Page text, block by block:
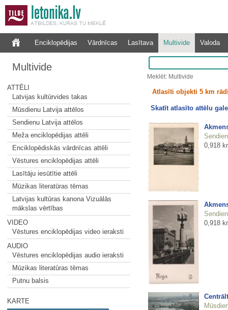
Enciklopēdijas Vārdnīcas Lasītava Multivide Valoda
Multivide
ATTĒLI
Latvijas kultūrvides takas
Mūsdienu Latvija attēlos
Sendienu Latvija attēlos
Meža enciklopēdijas attēli
Enciklopēdiskās vārdnīcas attēli
Vēstures enciklopēdijas attēli
Lasītāju iesūtītie attēli
Mūzikas literatūras tēmas
Latvijas kultūras kanona Vizuālās
mākslas vērtības
VIDEO
Vēstures enciklopēdijas video ieraksti
AUDIO
Vēstures enciklopēdijas audio ieraksti
Mūzikas literatūras tēmas
Putnu balsis
KARTE
Meklēt: Multivide
Atlasīti objekti 5 km
Skatīt atlasīto attēlu
0,918
0,918